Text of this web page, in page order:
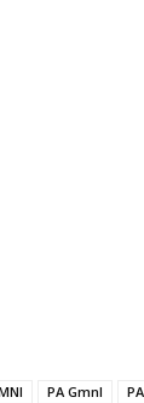
PA GmnI